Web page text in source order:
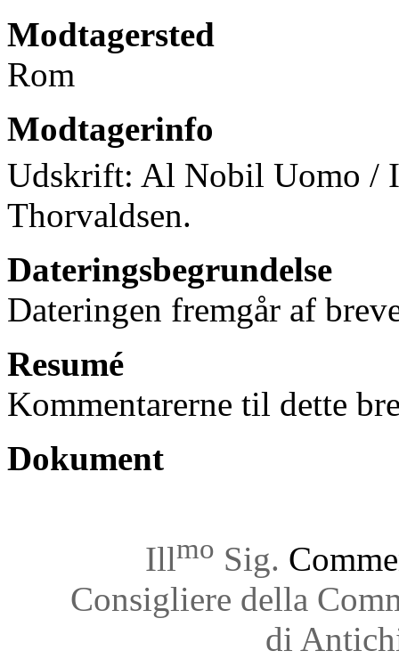
Modtagersted
Rom
Modtagerinfo
Udskrift: Al Nobil Uomo /
Thorvaldsen.
Dateringsbegrundelse
Dateringen fremgår af
Resumé
Kommentarerne til dette
Dokument
Illmo Sig.
Consigliere della
di